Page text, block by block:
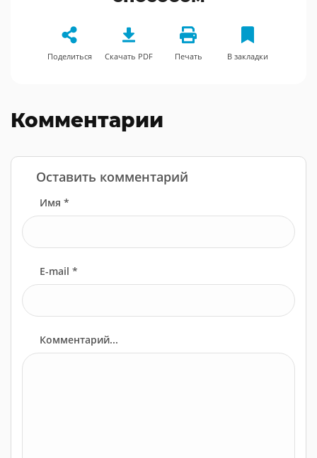
Поделиться Скачать PDF Печать В закладки
Комментарии
Оставить комментарий
Имя *
E-mail *
Комментарий...